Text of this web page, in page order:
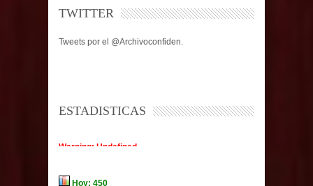
TWITTER
Tweets por el @Archivoconfiden.
ESTADISTICAS